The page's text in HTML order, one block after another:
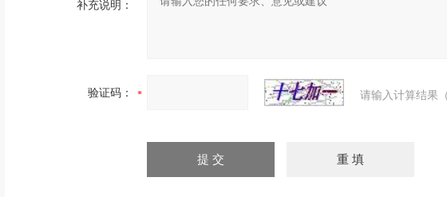
补充说明：
验证码： 请输入计算结果